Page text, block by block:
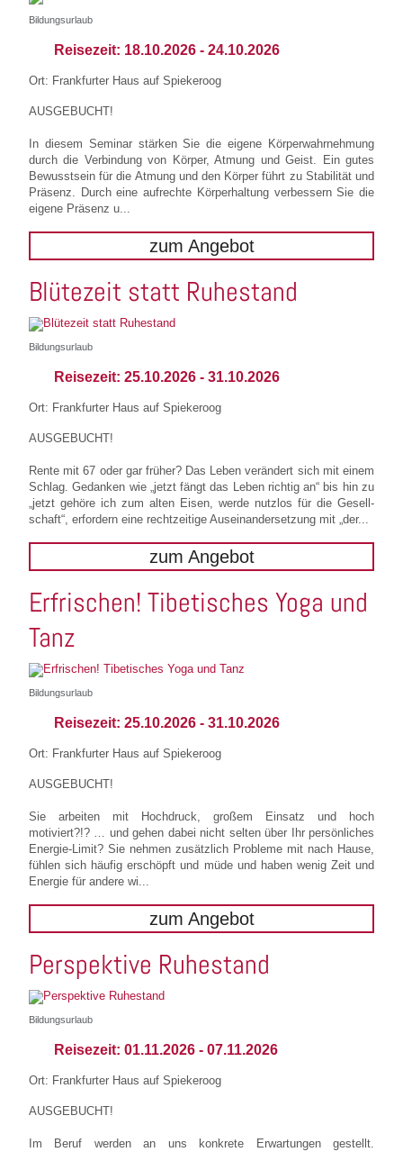
Bildungsurlaub
Reisezeit: 18.10.2026 - 24.10.2026
Ort: Frankfurter Haus auf Spiekeroog
AUSGEBUCHT!
In diesem Seminar stärken Sie die eigene Körperwahrnehmung
durch die Verbindung von Körper, Atmung und Geist. Ein gutes
Bewusstsein für die Atmung und den Körper führt zu Stabilität und
Präsenz. Durch eine aufrechte Körperhaltung verbessern Sie die
eigene Präsenz u...
zum Angebot
Blütezeit statt Ruhestand
Bildungsurlaub
Reisezeit: 25.10.2026 - 31.10.2026
Ort: Frankfurter Haus auf Spiekeroog
AUSGEBUCHT!
Rente mit 67 oder gar früher? Das Leben verändert sich mit einem
Schlag. Gedanken wie „jetzt fängt das Leben richtig an“ bis hin zu
„jetzt gehöre ich zum alten Eisen, werde nutzlos für die Gesell-
schaft“, erfordern eine rechtzeitige Auseinandersetzung mit „der...
zum Angebot
Erfrischen! Tibetisches Yoga und
Tanz
Bildungsurlaub
Reisezeit: 25.10.2026 - 31.10.2026
Ort: Frankfurter Haus auf Spiekeroog
AUSGEBUCHT!
Sie arbeiten mit Hochdruck, großem Einsatz und hoch
motiviert?!? … und gehen dabei nicht selten über Ihr persönliches
Energie-Limit? Sie nehmen zusätzlich Probleme mit nach Hause,
fühlen sich häufig erschöpft und müde und haben wenig Zeit und
Energie für andere wi...
zum Angebot
Perspektive Ruhestand
Bildungsurlaub
Reisezeit: 01.11.2026 - 07.11.2026
Ort: Frankfurter Haus auf Spiekeroog
AUSGEBUCHT!
Im Beruf werden an uns konkrete Erwartungen gestellt.